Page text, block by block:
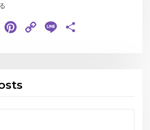
EmailPinterest
Copy
Line